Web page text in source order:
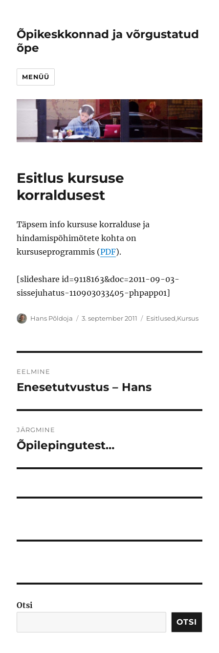
Õpikeskkonnad ja võrgustatud
õpe
MENÜÜ
Esitlus kursuse
korraldusest
Täpsem info kursuse korralduse ja
hindamispõhimõtete kohta on
kursuseprogrammis (PDF).
[slideshare id=9118163&doc=2011-09-03-
sissejuhatus-110903033405-phpapp01]
Autor
Hans Põldoja Postitatud
3. september 2011 Rubriigid
Esitlused,Kursus
EELMINE
Eelmine
Enesetutvustus – Hans
JÄRGMINE
Järgmine
Õpilepingutest…
Otsi
OTSI